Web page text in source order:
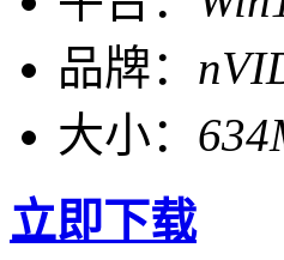
品牌：
大小：
立即下载